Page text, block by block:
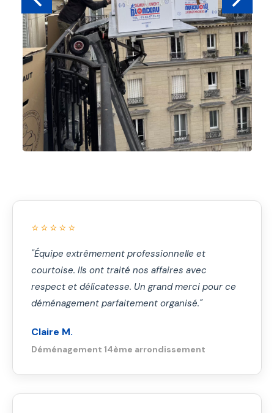
⭐⭐⭐⭐⭐
"Équipe extrêmement professionnelle et
courtoise. Ils ont traité nos affaires avec
respect et délicatesse. Un grand merci pour ce
déménagement parfaitement organisé."
Claire M.
Déménagement 14ème arrondissement